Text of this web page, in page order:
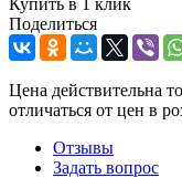
Поделиться
Цена действительна
отличаться от цен в
Отзывы
Задать вопрос